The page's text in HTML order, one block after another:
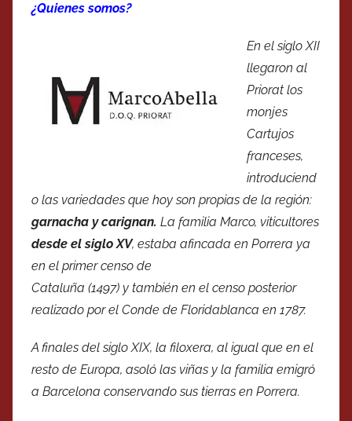
¿Quienes somos?
En el siglo XII
llegaron al
Priorat los
monjes
Cartujos
franceses,
introduciend
o las variedades que hoy son propias de la región:
garnacha y carignan. La familia Marco, viticultores
desde el siglo XV, estaba afincada en Porrera ya
en el primer censo de
Cataluña (1497) y también en el censo posterior
realizado por el Conde de Floridablanca en 1787.
A finales del siglo XIX, la filoxera, al igual que en el
resto de Europa, asoló las viñas y la familia emigró
a Barcelona conservando sus tierras en Porrera.